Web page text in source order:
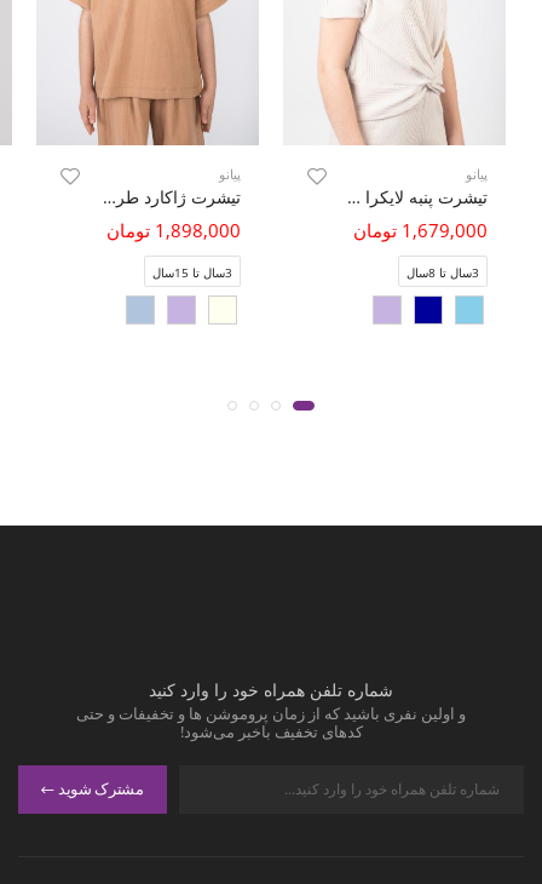
پیانو
تیشرت پنبه لایکرا سوزن خالی گره‏ای(ست با کد10578)
1,679,000 تومان
3سال تا 8سال
پیانو
تیشرت ژاکارد طرح گندمی (ست با کد 10792)
1,898,000 تومان
3سال تا 15سال
شماره تلفن همراه خود را وارد کنید
و اولین نفری باشید که از زمان پروموشن ها و تخفیفات و حتی
کدهای تخفیف باخبر می‌شود!
مشترک شوید